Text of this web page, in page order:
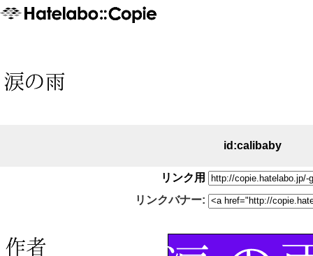
id:calibaby
リンク用
リンクバナー: